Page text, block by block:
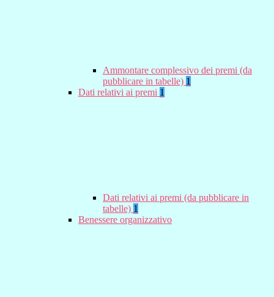
Ammontare complessivo dei premi (da
pubblicare in tabelle) 1
Dati relativi ai premi 1
Dati relativi ai premi (da pubblicare in
tabelle) 1
Benessere organizzativo